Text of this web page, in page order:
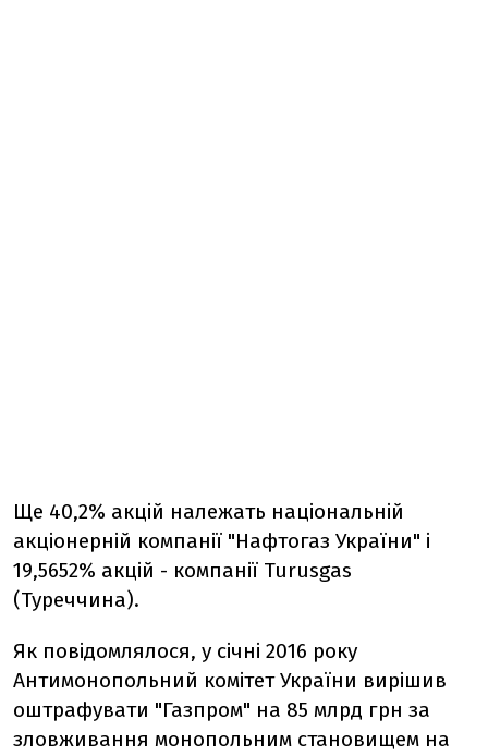
Ще 40,2% акцій належать національній
акціонерній компанії "Нафтогаз України" і
19,5652% акцій - компанії Turusgas
(Туреччина).
Як повідомлялося, у січні 2016 року
Антимонопольний комітет України вирішив
оштрафувати "Газпром" на 85 млрд грн за
зловживання монопольним становищем на